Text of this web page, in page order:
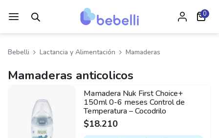
0
Bebelli Lactancia y Alimentación Mamaderas
Mamaderas anticolicos
Mamadera Nuk First Choice+
150ml 0-6 meses Control de
Temperatura – Cocodrilo
$18.210